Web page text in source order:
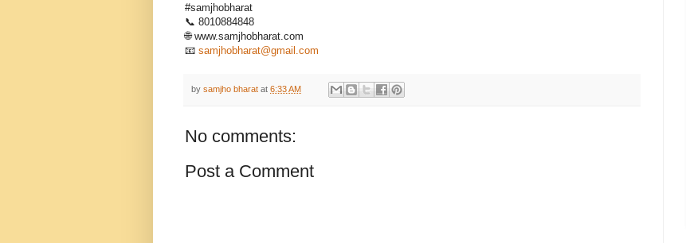
#samjhobharat
📞 8010884848
🌐 www.samjhobharat.com
📧 samjhobharat@gmail.com
by samjho bharat at 6:33 AM
No comments:
Post a Comment